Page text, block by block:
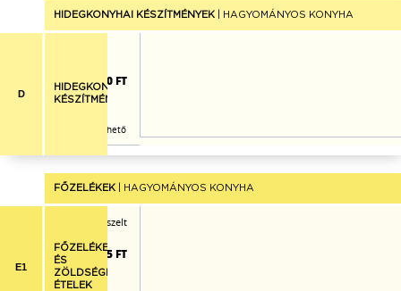
HIDEGKONYHAI KÉSZÍTMÉNYEK | HAGYOMÁNYOS KONYHA
D
HIDEGKONYHAI
KÉSZÍTMÉNYEK
1.030 FT
Már nem rendelhető
FŐZELÉKEK | HAGYOMÁNYOS KONYHA
E1
FŐZELÉKEK
ÉS
ZÖLDSÉGES
ÉTELEK
sült padlizsán, reszelt
1.975 FT